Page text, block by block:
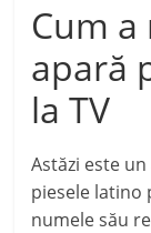
Cum a
apară
la TV
Astăzi este
piesele latino
numele său